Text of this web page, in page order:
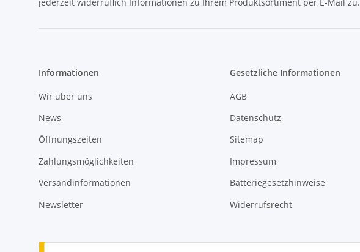
jederzeit widerruflich Informationen zu Ihrem Produktsortiment per E-Mail zu.
Informationen
Wir über uns
News
Öffnungszeiten
Zahlungsmöglichkeiten
Versandinformationen
Newsletter
Gesetzliche Informationen
AGB
Datenschutz
Sitemap
Impressum
Batteriegesetzhinweise
Widerrufsrecht